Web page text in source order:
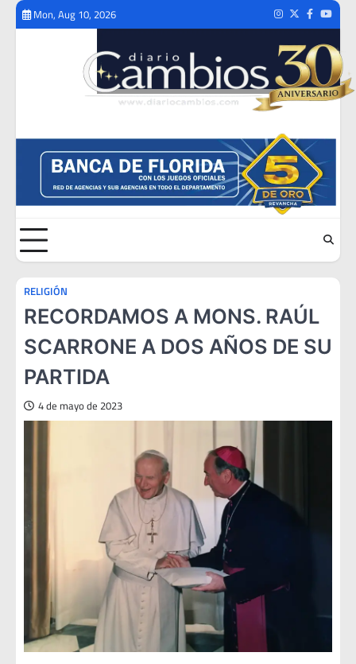
Skip
Mon, Aug 10, 2026 Instagram
TwitterFacebook
RELIGIÓN
RECORDAMOS A MONS. RAÚL
SCARRONE A DOS AÑOS DE SU
PARTIDA
4 de mayo de 2023